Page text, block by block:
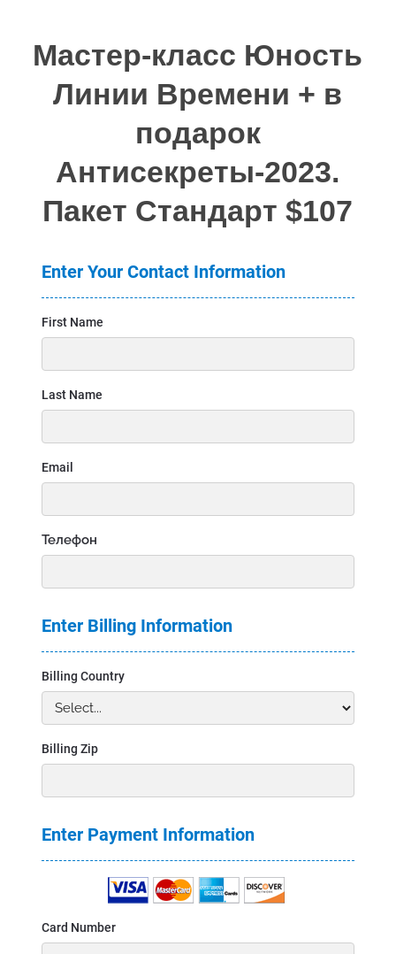
Мастер-класс Юность
Линии Времени + в
подарок
Антисекреты-2023.
Пакет Стандарт $107